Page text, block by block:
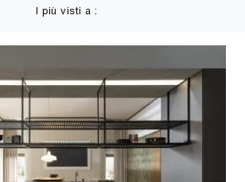
I più visti a :